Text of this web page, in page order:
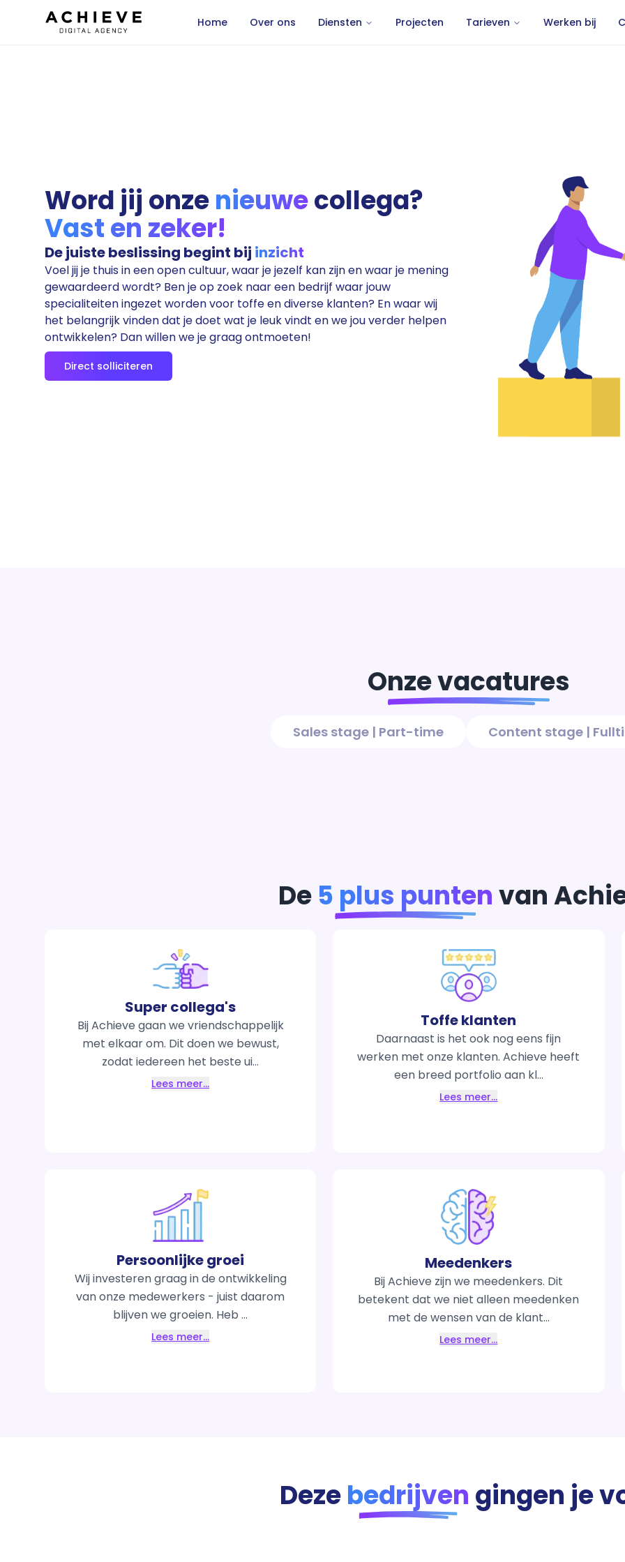
Home Over ons Diensten Projecten Tarieven Werken bij
Word jij onzenieuwecollega?
Vast en zeker!
De juiste beslissing begint bij inzicht
Voel jij je thuis in een open cultuur, waar je jezelf kan zijn en waar je mening
gewaardeerd wordt? Ben je op zoek naar een bedrijf waar jouw
specialiteiten ingezet worden voor toffe en diverse klanten? En waar wij
het belangrijk vinden dat je doet wat je leuk vindt en we jou verder helpen
ontwikkelen? Dan willen we je graag ontmoeten!
Direct solliciteren
Onze vacatures
Sales stage| Part-time Content stage|
De 5 plus puntenvan
Super collega's
Bij Achieve gaan we vriendschappelijk
met elkaar om. Dit doen we bewust,
zodat iedereen het beste ui...
Lees meer…
Toffe klanten
Daarnaast is het ook nog eens fijn
werken met onze klanten. Achieve heeft
een breed portfolio aan kl...
Lees meer…
Persoonlijke groei
Wij investeren graag in de ontwikkeling
van onze medewerkers - juist daarom
blijven we groeien. Heb ...
Lees meer…
Meedenkers
Bij Achieve zijn we meedenkers. Dit
betekent dat we niet alleen meedenken
met de wensen van de klant...
Lees meer…
Dezebedrijven gingen je